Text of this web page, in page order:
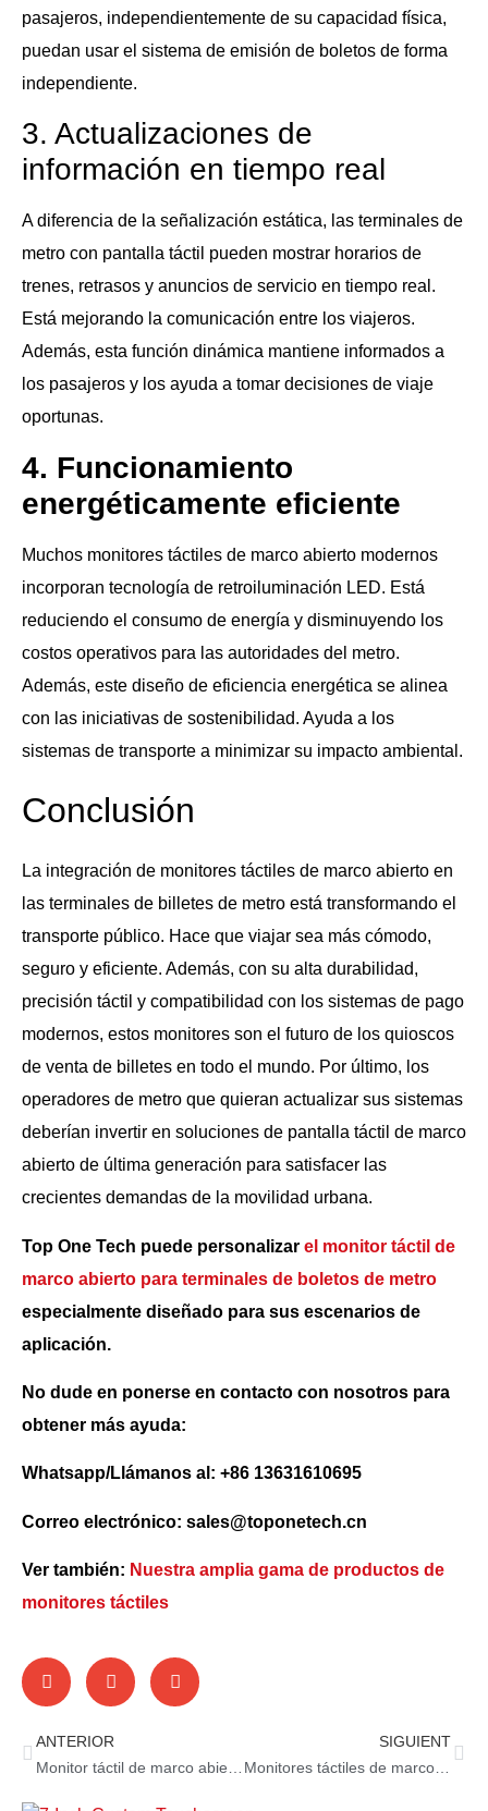
pasajeros, independientemente de su capacidad física,
puedan usar el sistema de emisión de boletos de forma
independiente.
3. Actualizaciones de
información en tiempo real
A diferencia de la señalización estática, las terminales de
metro con pantalla táctil pueden mostrar horarios de
trenes, retrasos y anuncios de servicio en tiempo real.
Está mejorando la comunicación entre los viajeros.
Además, esta función dinámica mantiene informados a
los pasajeros y los ayuda a tomar decisiones de viaje
oportunas.
4. Funcionamiento
energéticamente eficiente
Muchos monitores táctiles de marco abierto modernos
incorporan tecnología de retroiluminación LED. Está
reduciendo el consumo de energía y disminuyendo los
costos operativos para las autoridades del metro.
Además, este diseño de eficiencia energética se alinea
con las iniciativas de sostenibilidad. Ayuda a los
sistemas de transporte a minimizar su impacto ambiental.
Conclusión
La integración de monitores táctiles de marco abierto en
las terminales de billetes de metro está transformando el
transporte público. Hace que viajar sea más cómodo,
seguro y eficiente. Además, con su alta durabilidad,
precisión táctil y compatibilidad con los sistemas de pago
modernos, estos monitores son el futuro de los quioscos
de venta de billetes en todo el mundo. Por último, los
operadores de metro que quieran actualizar sus sistemas
deberían invertir en soluciones de pantalla táctil de marco
abierto de última generación para satisfacer las
crecientes demandas de la movilidad urbana.
Top One Tech puede personalizar el monitor táctil de
marco abierto para terminales de boletos de metro
especialmente diseñado para sus escenarios de
aplicación.
No dude en ponerse en contacto con nosotros para
obtener más ayuda:
Whatsapp/Llámanos al: +86 13631610695
Correo electrónico: sales@toponetech.cn
Ver también: Nuestra amplia gama de productos de
monitores táctiles
ANTERIOR
SIGUIENT
Monitores táctiles de marco cerrado: adiós las pantalla voluminosas